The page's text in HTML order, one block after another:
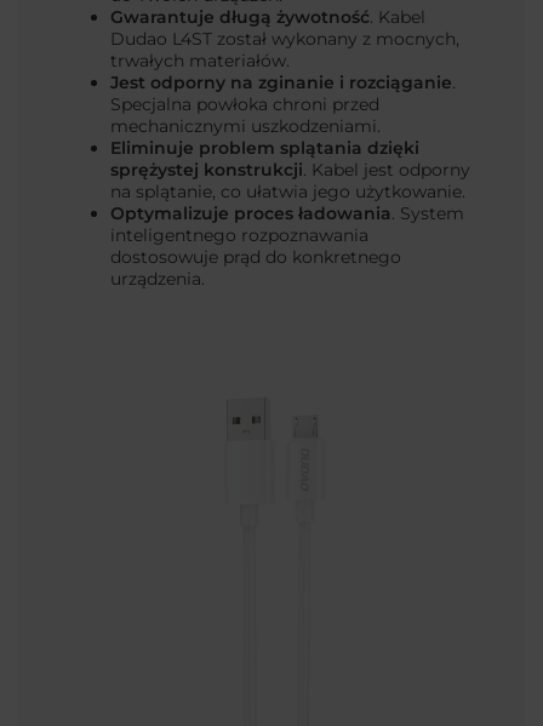
Gwarantuje długą żywotność. Kabel
Dudao L4ST został wykonany z mocnych,
trwałych materiałów.
Jest odporny na zginanie i rozciąganie.
Specjalna powłoka chroni przed
mechanicznymi uszkodzeniami.
Eliminuje problem splątania dzięki
sprężystej konstrukcji. Kabel jest odporny
na splątanie, co ułatwia jego użytkowanie.
Optymalizuje proces ładowania. System
inteligentnego rozpoznawania
dostosowuje prąd do konkretnego
urządzenia.